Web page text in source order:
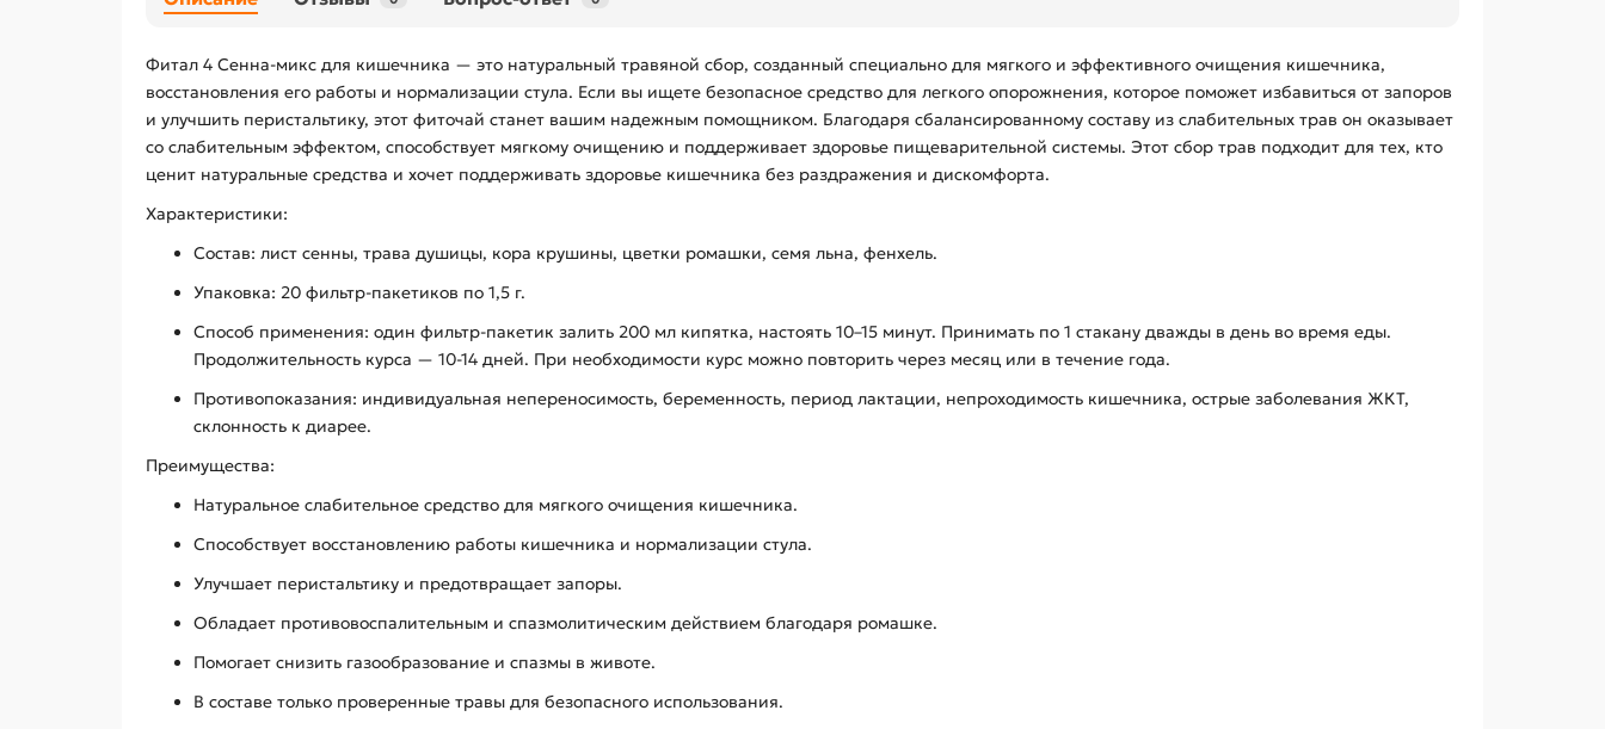
Фитал 4 Сенна-микс для кишечника — это натуральный травяной сбор, созданный специально для мягкого и эффективного очищения кишечника,
восстановления его работы и нормализации стула. Если вы ищете безопасное средство для легкого опорожнения, которое поможет избавиться от запоров
и улучшить перистальтику, этот фиточай станет вашим надежным помощником. Благодаря сбалансированному составу из слабительных трав он оказывает
со слабительным эффектом, способствует мягкому очищению и поддерживает здоровье пищеварительной системы. Этот сбор трав подходит для тех, кто
ценит натуральные средства и хочет поддерживать здоровье кишечника без раздражения и дискомфорта.
Характеристики:
Состав: лист сенны, трава душицы, кора крушины, цветки ромашки, семя льна, фенхель.
Упаковка: 20 фильтр-пакетиков по 1,5 г.
Способ применения: один фильтр-пакетик залить 200 мл кипятка, настоять 10–15 минут. Принимать по 1 стакану дважды в день во время еды.
Продолжительность курса — 10-14 дней. При необходимости курс можно повторить через месяц или в течение года.
Противопоказания: индивидуальная непереносимость, беременность, период лактации, непроходимость кишечника, острые заболевания ЖКТ,
склонность к диарее.
Преимущества:
Натуральное слабительное средство для мягкого очищения кишечника.
Способствует восстановлению работы кишечника и нормализации стула.
Улучшает перистальтику и предотвращает запоры.
Обладает противовоспалительным и спазмолитическим действием благодаря ромашке.
Помогает снизить газообразование и спазмы в животе.
В составе только проверенные травы для безопасного использования.